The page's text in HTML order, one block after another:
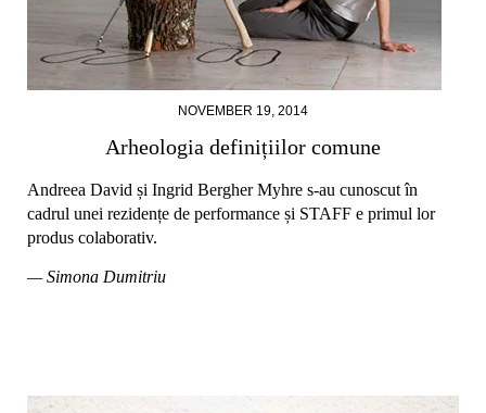
NOVEMBER 19, 2014
Arheologia definițiilor comune
Andreea David și Ingrid Bergher Myhre s-au cunoscut în
cadrul unei rezidențe de performance și STAFF e primul lor
produs colaborativ.
— Simona Dumitriu